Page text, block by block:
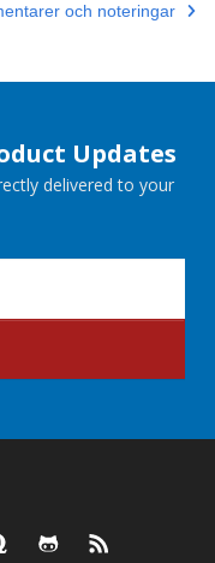
och noteringar
Updates
delivered to your